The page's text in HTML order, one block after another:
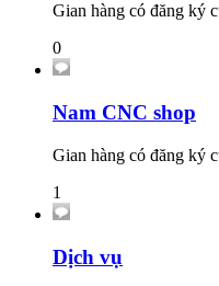
Gian hàng có đăng ký
0
Nam CNC shop
Gian hàng có đăng ký
1
Dịch vụ